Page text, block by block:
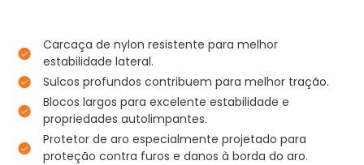
Carcaça de nylon resistente para melhor
estabilidade lateral.
Sulcos profundos contribuem para melhor tração.
Blocos largos para excelente estabilidade e
propriedades autolimpantes.
Protetor de aro especialmente projetado para
proteção contra furos e danos à borda do aro.